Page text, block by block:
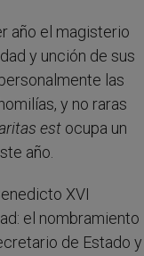
año el magisterio
y unción de sus
las
y no raras
est ocupa un
año.
XVI
el nombramiento
de Estado y